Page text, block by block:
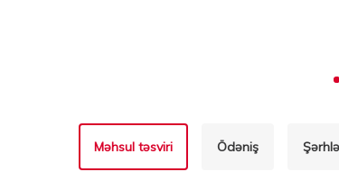
Məhsul təsviri Ödəniş